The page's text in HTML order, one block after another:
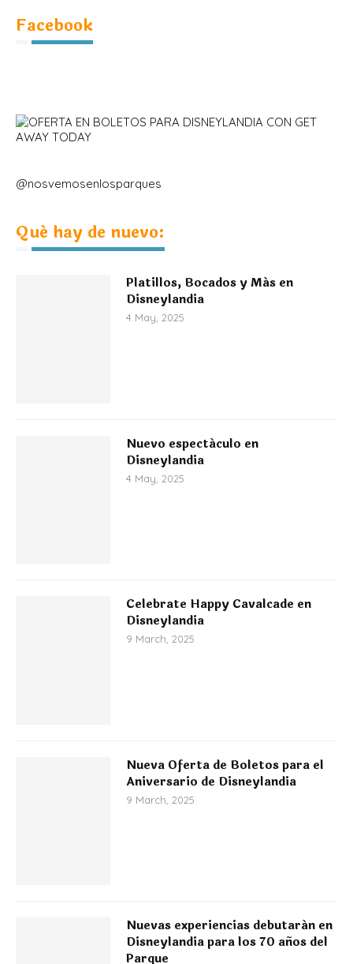
Facebook
@nosvemosenlosparques
Qué hay de nuevo:
Platillos, Bocados y Más en
Disneylandia
4 May, 2025
Nuevo espectáculo en
Disneylandia
4 May, 2025
Celebrate Happy Cavalcade en
Disneylandia
9 March, 2025
Nueva Oferta de Boletos para el
Aniversario de Disneylandia
9 March, 2025
Nuevas experiencias debutarán en
Disneylandia para los 70 años del
Parque